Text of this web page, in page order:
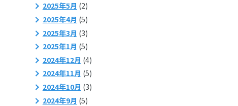
2025年5月 (2)
2025年4月 (5)
2025年3月 (3)
2025年1月 (5)
2024年12月 (4)
2024年11月 (5)
2024年10月 (3)
2024年9月 (5)